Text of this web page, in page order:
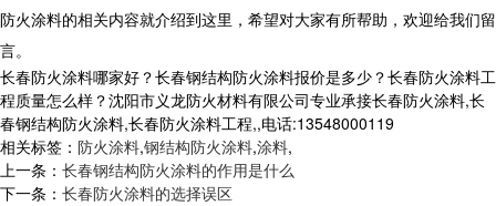
防火涂料的相关内容就介绍到这里，希望对大家有所帮助，欢迎给我们留
言。
长春防火涂料哪家好？长春钢结构防火涂料报价是多少？长春防火涂料工
程质量怎么样？沈阳市义龙防火材料有限公司专业承接长春防火涂料,长
春钢结构防火涂料,长春防火涂料工程,,电话:13548000119
相关标签： 防火涂料,钢结构防火涂料,涂料,
上一条： 长春钢结构防火涂料的作用是什么
下一条： 长春防火涂料的选择误区